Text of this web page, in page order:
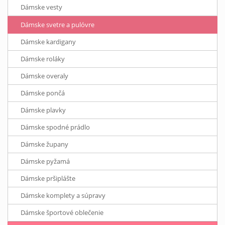
Dámske vesty
Dámske svetre a pulóvre
Dámske kardigany
Dámske roláky
Dámske overaly
Dámske pončá
Dámske plavky
Dámske spodné prádlo
Dámske župany
Dámske pyžamá
Dámske pršiplášte
Dámske komplety a súpravy
Dámske športové oblečenie